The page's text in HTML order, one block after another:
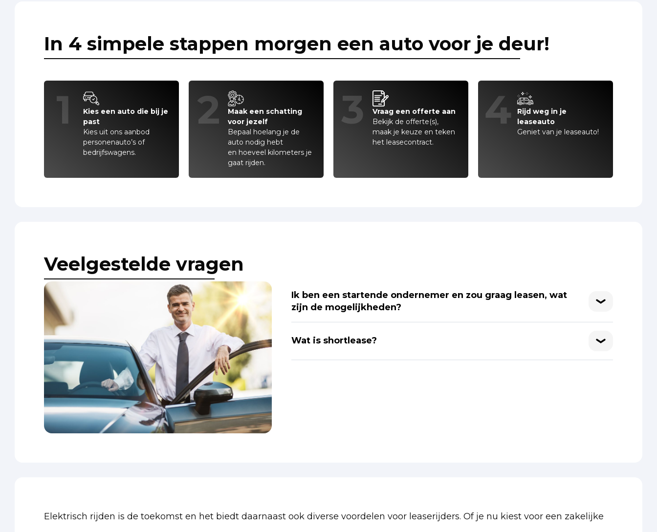
In 4 simpele stappen morgen een auto voor je deur!
1
Kies een auto die bij je
past
Kies uit ons aanbod
personenauto’s of
bedrijfswagens.
2
Maak een schatting
voor jezelf
Bepaal hoelang je de
auto nodig hebt
en hoeveel kilometers je
gaat rijden.
3
Vraag een offerte aan
Bekijk de offerte(s),
maak je keuze en teken
het leasecontract.
4
Rijd weg in je
leaseauto
Geniet van je leaseauto!
Veelgestelde vragen
Ik ben een startende ondernemer en zou graag leasen, wat
zijn de mogelijkheden?
Wat is shortlease?
Elektrisch rijden is de toekomst en het biedt daarnaast ook diverse voordelen voor leaserijders. Of je nu kiest voor een zakelijke